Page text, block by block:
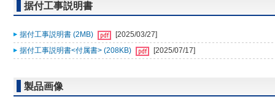
据付工事説明書
据付工事説明書 (2MB)
[2025/03/27]
据付工事説明書<付属書> (208KB)
[2025/07/17]
製品画像